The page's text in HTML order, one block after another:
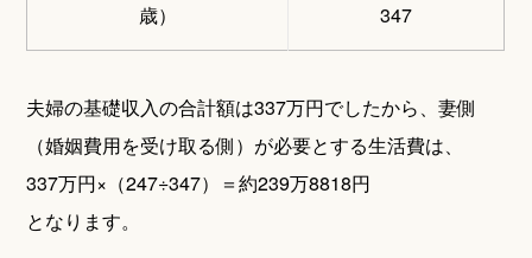
歳）
347
夫婦の基礎収入の合計額は337万円でしたから、妻側
（婚姻費用を受け取る側）が必要とする生活費は、
337万円×（247÷347）＝約239万8818円
となります。